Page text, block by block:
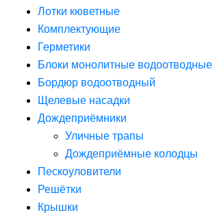
Лотки кюветные
Комплектующие
Герметики
Блоки монолитные водоотводные
Бордюр водоотводный
Щелевые насадки
Дождеприёмники
Уличные трапы
Дождеприёмные колодцы
Пескоуловители
Решётки
Крышки